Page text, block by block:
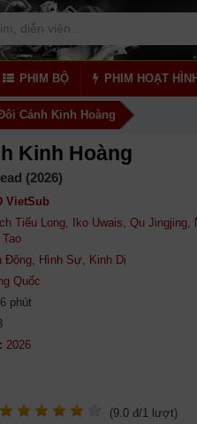
PHIM BỘ PHIM HOẠT HÌNH
Cánh Kinh Hoàng
Kinh Hoàng
(2026)
VietSub
Tiểu Long, Iko Uwais, Qu Jingjing,
Tao
Động, Hình Sự, Kinh Dị
Quốc
phút
(9.0 đ/1 lượt)